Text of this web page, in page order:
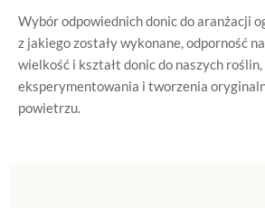
Wybór odpowiednich donic do aranżacji
z jakiego zostały wykonane, odporność
wielkość i kształt donic do naszych
eksperymentowania i tworzenia
powietrzu.